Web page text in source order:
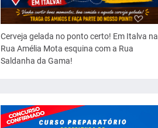
Cerveja gelada no ponto certo! Em Italva na
Rua Amélia Mota esquina com a Rua
Saldanha da Gama!